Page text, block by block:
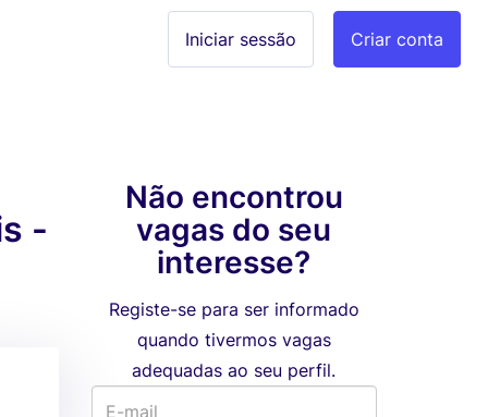
Criar conta
Iniciar sessão
-
Não encontrou
vagas do seu
interesse?
Registe-se para ser informado
quando tivermos vagas
adequadas ao seu perfil.